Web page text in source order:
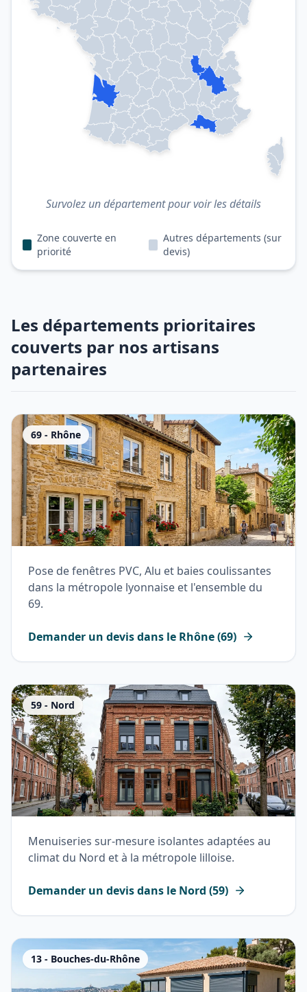
Survolez un département pour voir les détails
Zone couverte en
priorité
Autres départements (sur
devis)
Les départements prioritaires
couverts par nos artisans
partenaires
69 - Rhône
Pose de fenêtres PVC, Alu et baies coulissantes
dans la métropole lyonnaise et l'ensemble du
69.
Demander un devis dans le Rhône(69)
59 - Nord
Menuiseries sur-mesure isolantes adaptées au
climat du Nord et à la métropole lilloise.
Demander un devis dans le Nord (59)
13 - Bouches-du-Rhône